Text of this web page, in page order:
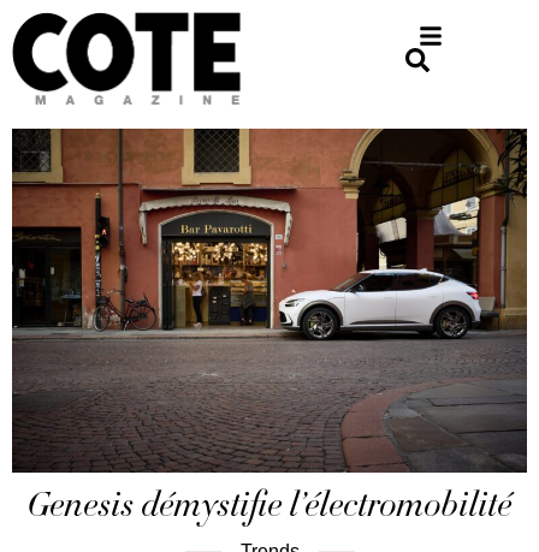
Genesis démystifie l’électromobilité